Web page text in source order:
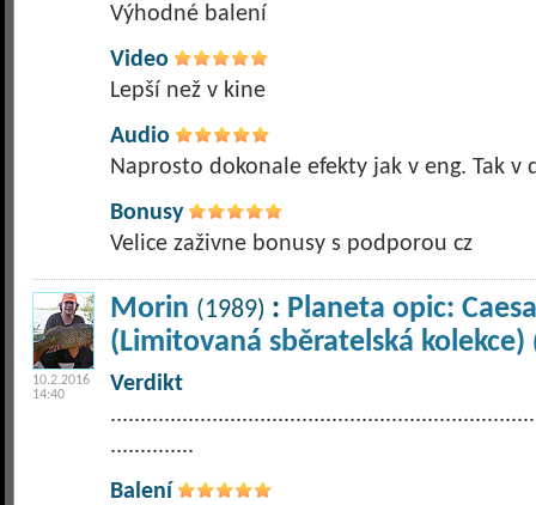
Výhodné balení
Video
Lepší než v kine
Audio
Naprosto dokonale efekty jak v eng. Tak v
Bonusy
Velice zaživne bonusy s podporou cz
10.2.2016
14:40
Morin (1989) : Planeta opic:
(Limitovaná sběratelská kolekce)
Verdikt
..............
Balení